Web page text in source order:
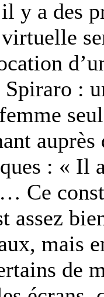
y a des
:
: « Il
Ce
assez
mais
de